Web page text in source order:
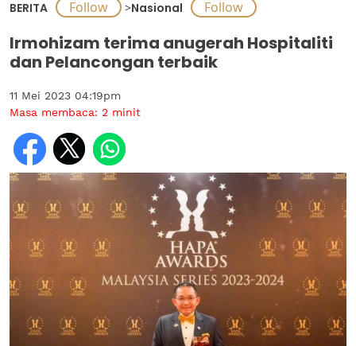
BERITA >Nasional
Irmohizam terima anugerah Hospitaliti
dan Pelancongan terbaik
11 Mei 2023 04:19pm
Masa membaca: 2 minit